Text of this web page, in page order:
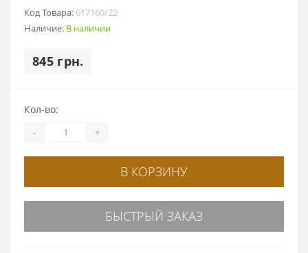
Код Товара: 617160/22
Наличие: В наличии
845 грн.
Кол-во:
- +
В КОРЗИНУ
БЫСТРЫЙ ЗАКАЗ